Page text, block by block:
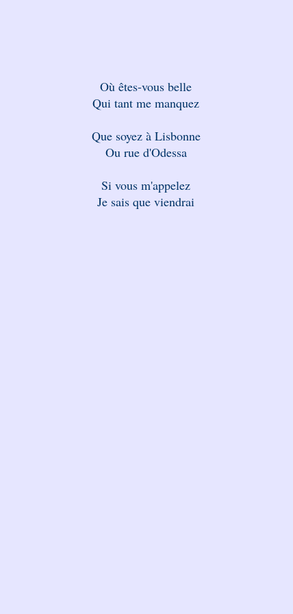
Où êtes-vous belle
Qui tant me manquez
Que soyez à Lisbonne
Ou rue d'Odessa
Si vous m'appelez
Je sais que viendrai